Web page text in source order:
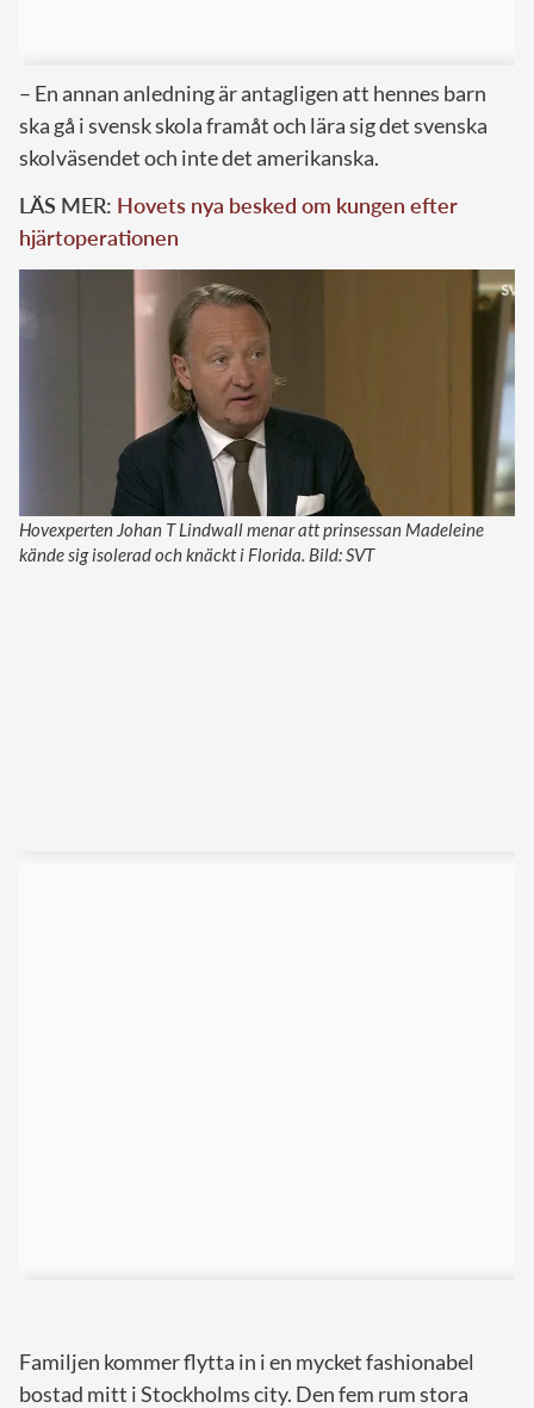
– En annan anledning är antagligen att hennes barn
ska gå i svensk skola framåt och lära sig det svenska
skolväsendet och inte det amerikanska.
LÄS MER: Hovets nya besked om kungen efter
hjärtoperationen
Hovexperten Johan T Lindwall menar att prinsessan Madeleine
kände sig isolerad och knäckt i Florida. Bild: SVT
Familjen kommer flytta in i en mycket fashionabel
bostad mitt i Stockholms city. Den fem rum stora